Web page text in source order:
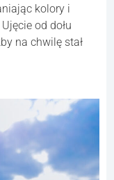
kolory i
od dołu
na chwilę stał